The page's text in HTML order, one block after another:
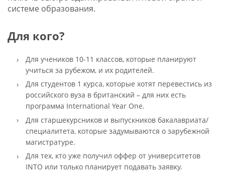
системе образования.
Для кого?
Для учеников 10-11 классов, которые планируют
учиться за рубежом, и их родителей.
Для студентов 1 курса, которые хотят перевестись из
российского вуза в британский – для них есть
программа International Year One.
Для старшекурсников и выпускников бакалавриата/
специалитета, которые задумываются о зарубежной
магистратуре.
Для тех, кто уже получил оффер от университетов
INTO или только планирует подавать заявку.